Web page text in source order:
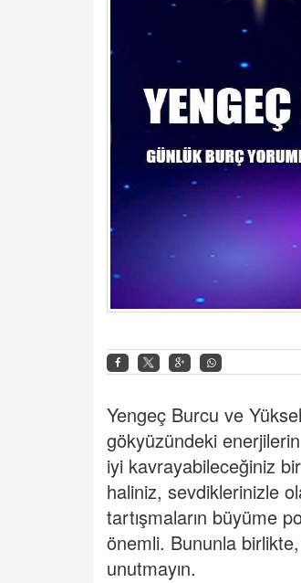
Yengeç Burcu ve
gökyüzündeki
iyi kavrayabileceğiniz
haliniz, sevdiklerinizle
tartışmaların büyüme
önemli. Bununla
unutmayın.